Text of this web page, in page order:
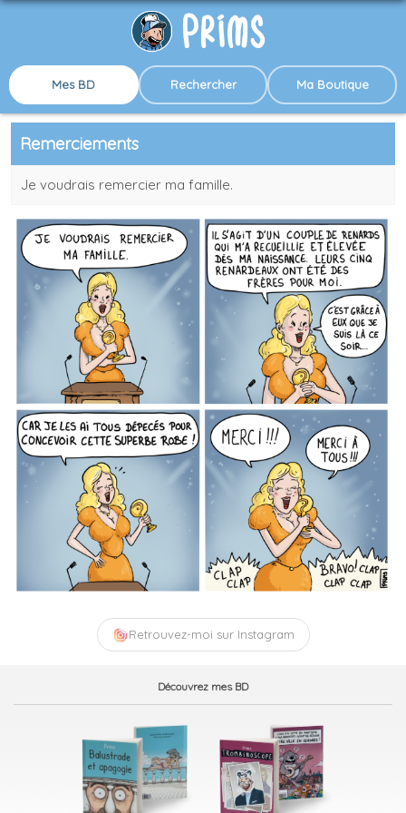
Mes BD Rechercher Ma Boutique
Remerciements
Je voudrais remercier ma famille.
Retrouvez-moi sur Instagram
Découvrez mes BD